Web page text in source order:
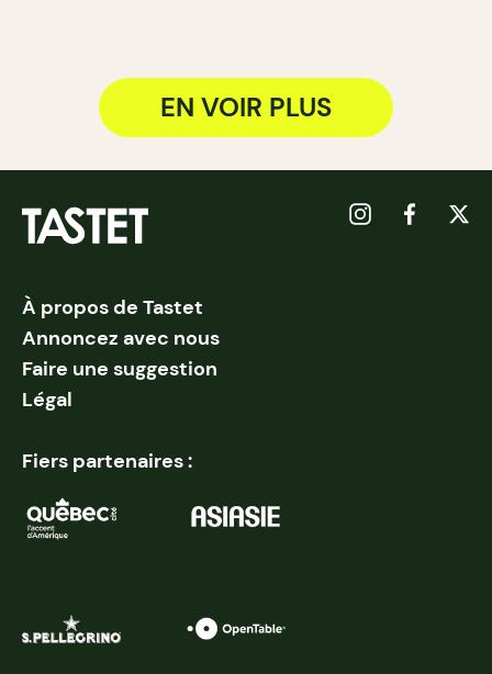
EN VOIR PLUS
À propos de Tastet
Annoncez avec nous
Faire une suggestion
Légal
Fiers partenaires :